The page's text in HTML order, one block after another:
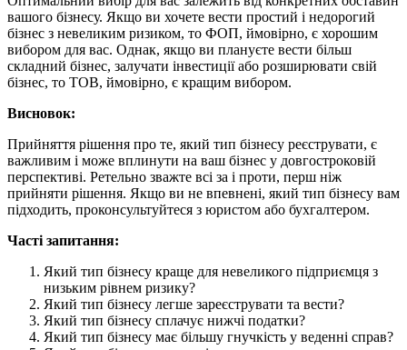
вашого бізнесу. Якщо ви хочете вести простий і недорогий
бізнес з невеликим ризиком, то ФОП, ймовірно, є хорошим
вибором для вас. Однак, якщо ви плануєте вести більш
складний бізнес, залучати інвестиції або розширювати свій
бізнес, то ТОВ, ймовірно, є кращим вибором.
Висновок:
Прийняття рішення про те, який тип бізнесу реєструвати, є
важливим і може вплинути на ваш бізнес у довгостроковій
перспективі. Ретельно зважте всі за і проти, перш ніж
прийняти рішення. Якщо ви не впевнені, який тип бізнесу вам
підходить, проконсультуйтеся з юристом або бухгалтером.
Часті запитання:
Який тип бізнесу краще для невеликого підприємця з
низьким рівнем ризику?
Який тип бізнесу легше зареєструвати та вести?
Який тип бізнесу сплачує нижчі податки?
Який тип бізнесу має більшу гнучкість у веденні справ?